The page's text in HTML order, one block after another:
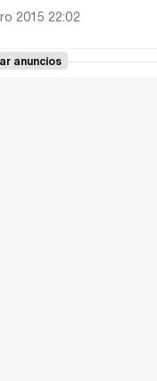
2015 22:02
anuncios